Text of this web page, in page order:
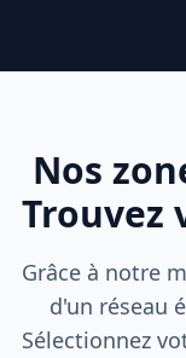
Nos
Trouvez
Grâce à notre
d'un réseau
Sélectionnez